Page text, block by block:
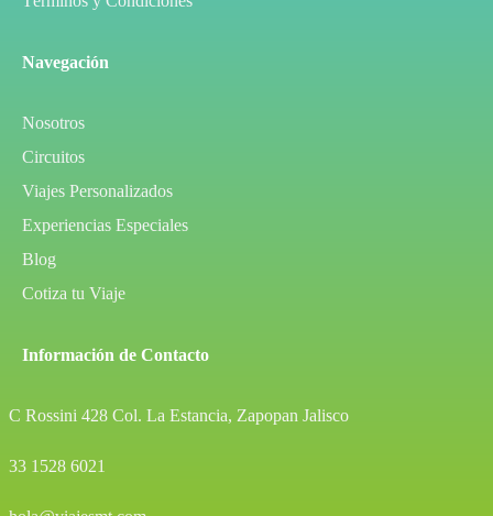
Navegación
Nosotros
Circuitos
Viajes Personalizados
Experiencias Especiales
Blog
Cotiza tu Viaje
Información de Contacto
C Rossini 428 Col. La Estancia, Zapopan Jalisco
33 1528 6021